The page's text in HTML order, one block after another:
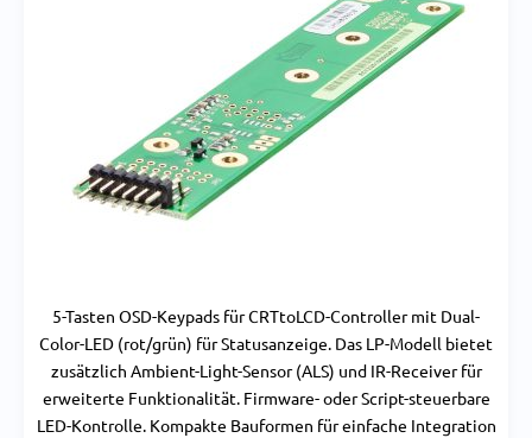
5-Tasten OSD-Keypads für CRTtoLCD-Controller mit Dual-
Color-LED (rot/grün) für Statusanzeige. Das LP-Modell bietet
zusätzlich Ambient-Light-Sensor (ALS) und IR-Receiver für
erweiterte Funktionalität. Firmware- oder Script-steuerbare
LED-Kontrolle. Kompakte Bauformen für einfache Integration